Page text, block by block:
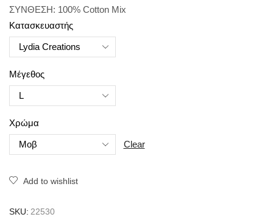
ΣΥΝΘΕΣΗ: 100% Cotton Mix
Κατασκευαστής
Μέγεθος
Χρώμα
Clear
Add to wishlist
SKU: 22530